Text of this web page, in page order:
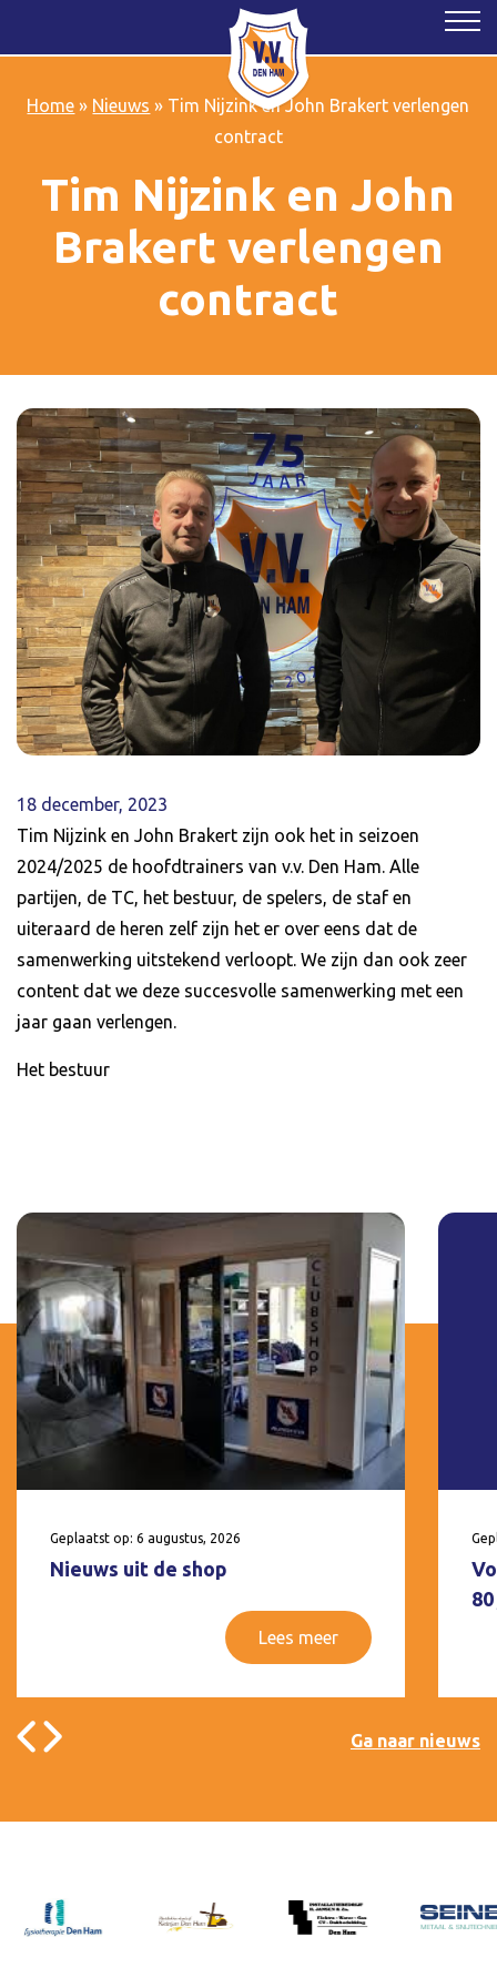
Home » Nieuws » Tim Nijzink en John Brakert verlengen
contract
Tim Nijzink en John
Brakert verlengen
contract
18 december, 2023
Tim Nijzink en John Brakert zijn ook het in seizoen
2024/2025 de hoofdtrainers van v.v. Den Ham. Alle
partijen, de TC, het bestuur, de spelers, de staf en
uiteraard de heren zelf zijn het er over eens dat de
samenwerking uitstekend verloopt. We zijn dan ook zeer
content dat we deze succesvolle samenwerking met een
jaar gaan verlengen.
Het bestuur
Geplaatst op: 6 augustus, 2026
Nieuws uit de shop
Lees meer
Ga naar nieuws